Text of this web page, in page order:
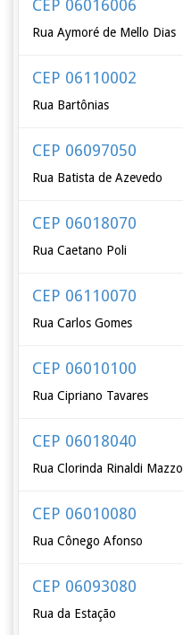
CEP 06016006
Rua Aymoré de Mello Dias
CEP 06110002
Rua Bartônias
CEP 06097050
Rua Batista de Azevedo
CEP 06018070
Rua Caetano Poli
CEP 06110070
Rua Carlos Gomes
CEP 06010100
Rua Cipriano Tavares
CEP 06018040
Rua Clorinda Rinaldi Mazzo
CEP 06010080
Rua Cônego Afonso
CEP 06093080
Rua da Estação